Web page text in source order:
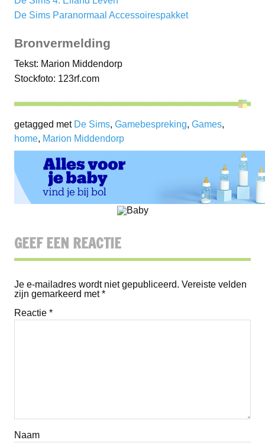
De Sims Paranormaal Accessoirespakket
Bronvermelding
Tekst: Marion Middendorp
Stockfoto: 123rf.com
getagged met De Sims, Gamebespreking, Games,
home, Marion Middendorp
GEEF EEN REACTIE
Je e-mailadres wordt niet gepubliceerd. Vereiste velden
zijn gemarkeerd met*
Reactie *
Naam